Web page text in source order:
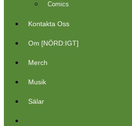
Comics
Kontakta Oss
Om [NÖRD:IGT]
Merch
Musik
Sälar